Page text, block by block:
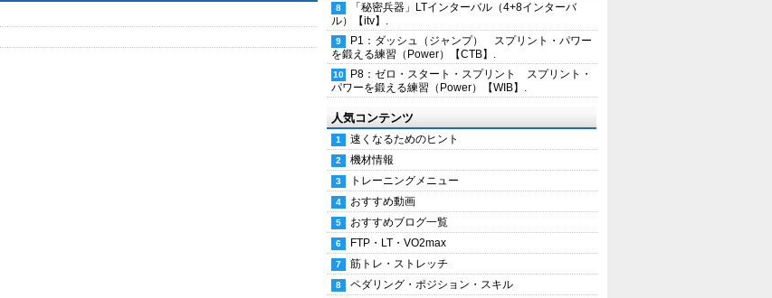
「秘密兵器」LTインターバル（4+8インターバ
ル）【itv】.
P1：ダッシュ（ジャンプ） スプリント・パワー
を鍛える練習（Power）【CTB】.
P8：ゼロ・スタート・スプリント スプリント・
パワーを鍛える練習（Power）【WIB】.
人気コンテンツ
速くなるためのヒント
機材情報
トレーニングメニュー
おすすめ動画
おすすめブログ一覧
FTP・LT・VO2max
筋トレ・ストレッチ
ペダリング・ポジション・スキル